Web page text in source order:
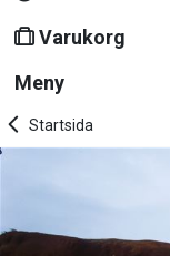
Varukorg
Meny
Startsida